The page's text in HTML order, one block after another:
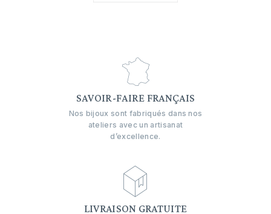
SAVOIR-FAIRE FRANÇAIS
Nos bijoux sont fabriqués dans nos
ateliers avec un artisanat
d’excellence.
LIVRAISON GRATUITE